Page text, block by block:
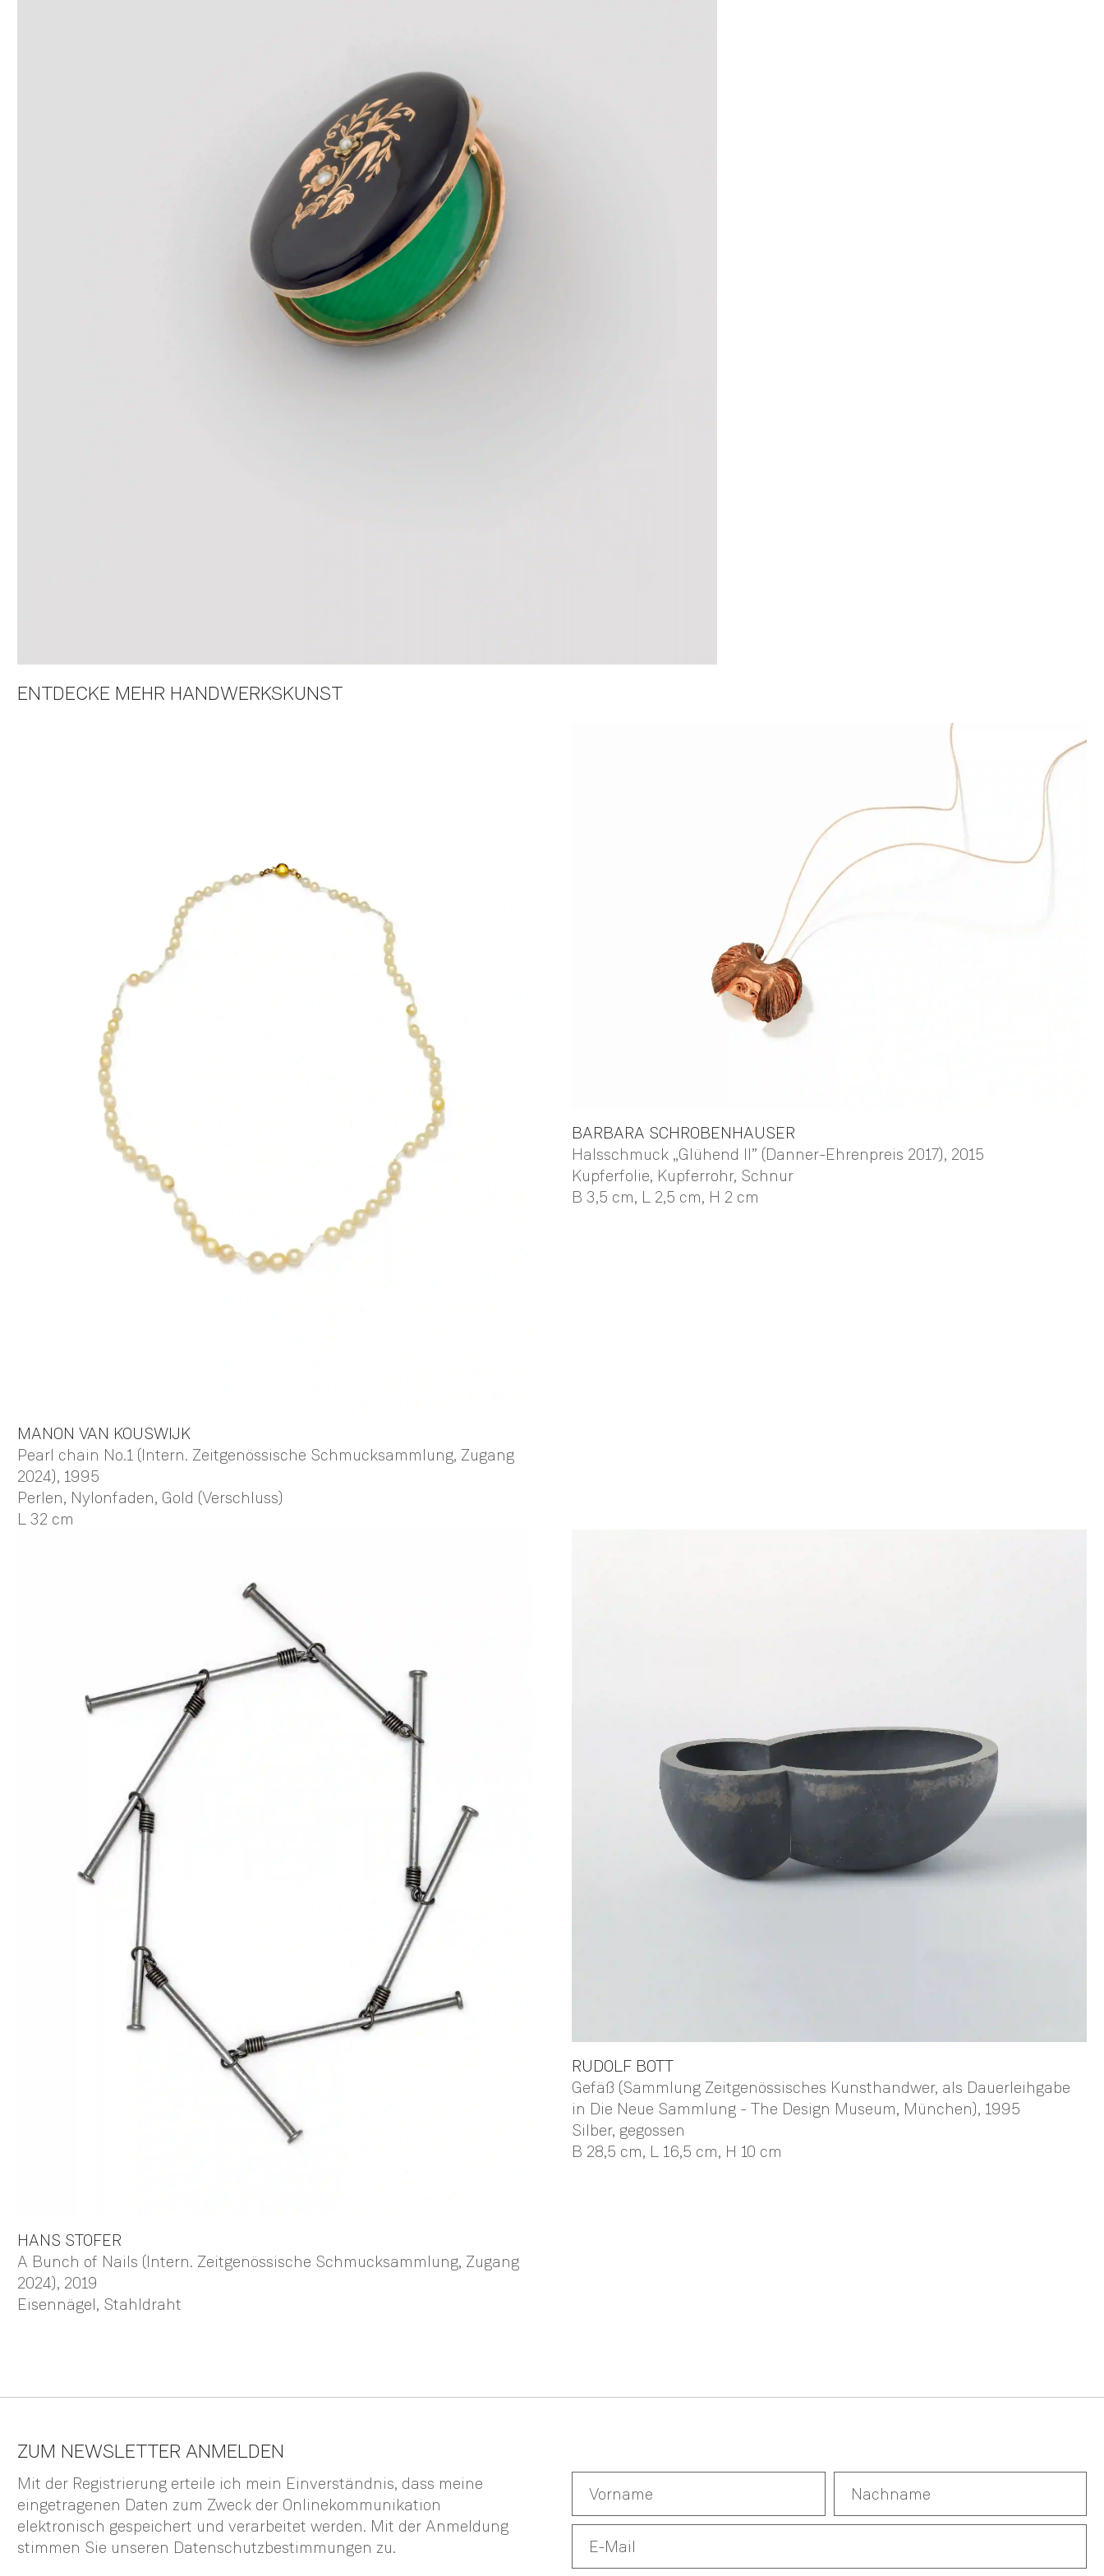
ENTDECKE MEHR HANDWERKSKUNST
MANON VAN KOUSWIJK
Pearl chain No.1 (Intern. Zeitgenössische Schmucksammlung, Zugang
2024), 1995
Perlen, Nylonfaden, Gold (Verschluss)
L 32 cm
BARBARA SCHROBENHAUSER
Halsschmuck „Glühend II” (Danner-Ehrenpreis 2017), 2015
Kupferfolie, Kupferrohr, Schnur
B 3,5 cm, L 2,5 cm, H 2 cm
HANS STOFER
A Bunch of Nails (Intern. Zeitgenössische Schmucksammlung, Zugang
2024), 2019
Eisennägel, Stahldraht
RUDOLF BOTT
Gefäß (Sammlung Zeitgenössisches Kunsthandwer, als Dauerleihgabe
in Die Neue Sammlung - The Design Museum, München), 1995
Silber, gegossen
B 28,5 cm, L 16,5 cm, H 10 cm
ZUM NEWSLETTER ANMELDEN
Mit der Registrierung erteile ich mein Einverständnis, dass meine
eingetragenen Daten zum Zweck der Onlinekommunikation
elektronisch gespeichert und verarbeitet werden. Mit der Anmeldung
stimmen Sie unseren Datenschutzbestimmungen zu.